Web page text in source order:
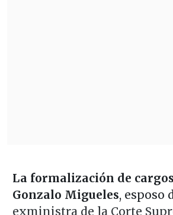
La formalización de
Gonzalo Migueles, esposo
exministra de la Corte